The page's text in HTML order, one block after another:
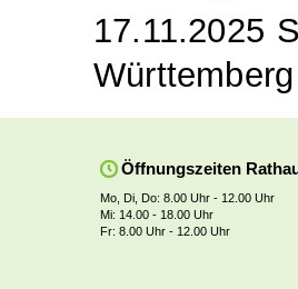
17.11.2025
Württemberg
Öffnungszeiten
Mo, Di, Do: 8.00 Uhr - 12.00 Uhr
Mi: 14.00 - 18.00 Uhr
Fr: 8.00 Uhr - 12.00 Uhr